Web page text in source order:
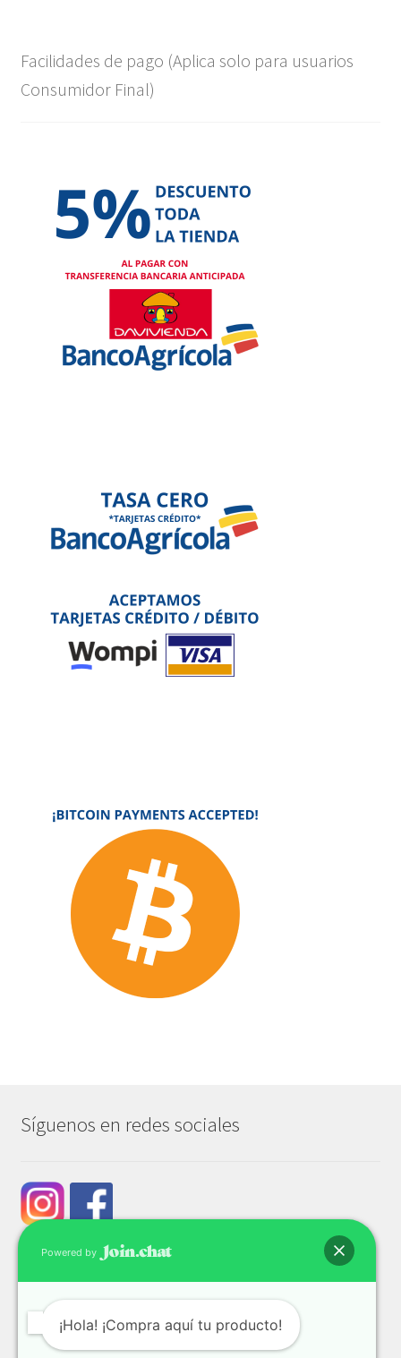
Facilidades de pago (Aplica solo para usuarios
Consumidor Final)
Síguenos en redes sociales
© Tech & Go 2026
Privacidad y seguridad
Construido con WooCommerce
Powered by
¡Hola! ¡Compra aquí tu producto!